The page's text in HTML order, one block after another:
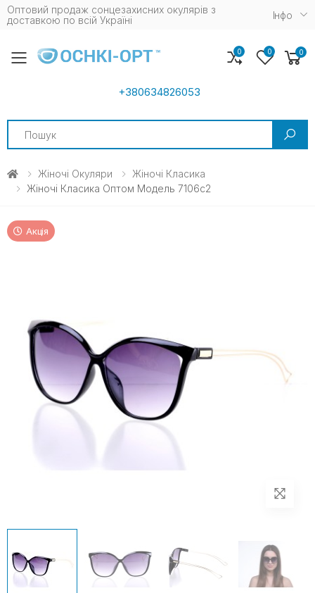
Оптовий продаж сонцезахисних окулярів з
доставкою по всій Україні
Iнфо
Toggle mobile menu
+380634826053
Search
0 0 0
Жіночі Окуляри
Жіночі Класика
Жіночі Класика Оптом Модель 7106c2
Акція